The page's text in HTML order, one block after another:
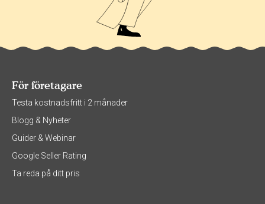
För företagare
Testa kostnadsfritt i 2 månader
Blogg & Nyheter
Guider & Webinar
Google Seller Rating
Ta reda på ditt pris